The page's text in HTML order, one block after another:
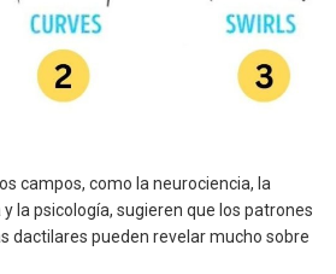
campos, como la neurociencia, la
la psicología, sugieren que los patrones
dactilares pueden revelar mucho sobre